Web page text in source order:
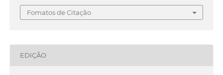
Fomatos de Citação
EDIÇÃO